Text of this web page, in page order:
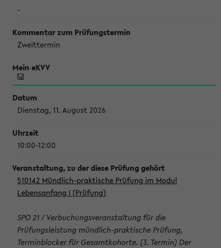
-
Zweittermin
Dienstag, 11. August 2026
10:00-12:00
510142 Mündlich-praktische Prüfung im Modul
Lebensanfang I (Prüfung)
SPO 21 / Verbuchungsveranstaltung für die
Prüfungsleistung mündlich-praktische Prüfung,
Terminblocker für Gesamtkohorte. (3. Termin) Der